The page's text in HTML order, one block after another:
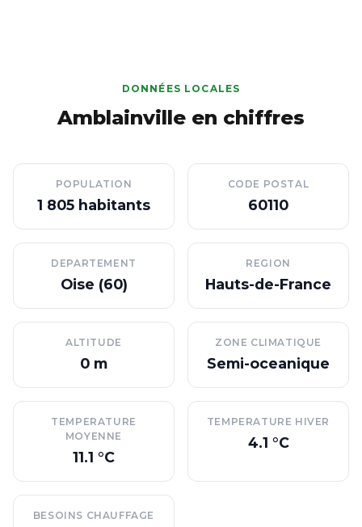
DONNÉES LOCALES
Amblainville en chiffres
POPULATION
1 805 habitants
CODE POSTAL
60110
DEPARTEMENT
Oise (60)
REGION
Hauts-de-France
ALTITUDE
0 m
ZONE CLIMATIQUE
Semi-oceanique
TEMPERATURE
MOYENNE
11.1 °C
TEMPERATURE HIVER
4.1 °C
BESOINS CHAUFFAGE